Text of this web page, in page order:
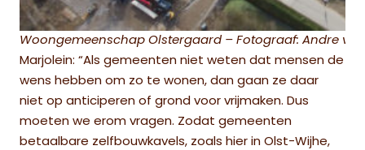
Woongemeenschap Olstergaard – Fotograaf: Andre
Marjolein: “Als gemeenten niet weten dat mensen de
wens hebben om zo te wonen, dan gaan ze daar
niet op anticiperen of grond voor vrijmaken. Dus
moeten we erom vragen. Zodat gemeenten
betaalbare zelfbouwkavels, zoals hier in Olst-Wijhe,